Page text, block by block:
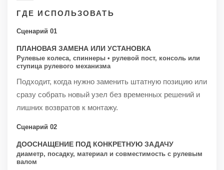
ГДЕ ИСПОЛЬЗОВАТЬ
Сценарий 01
ПЛАНОВАЯ ЗАМЕНА ИЛИ УСТАНОВКА
Рулевые колеса, спиннеры • рулевой пост, консоль или
ступица рулевого механизма
Подходит, когда нужно заменить штатную позицию или
сразу собрать новый узел без временных решений и
лишних возвратов к монтажу.
Сценарий 02
ДООСНАЩЕНИЕ ПОД КОНКРЕТНУЮ ЗАДАЧУ
диаметр, посадку, материал и совместимость с рулевым
валом